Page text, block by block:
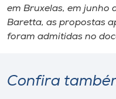
em Bruxelas, em junho
Baretta, as propostas
foram admitidas no
Confira